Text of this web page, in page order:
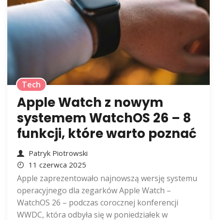
Tech
Apple Watch z nowym
systemem WatchOS 26 – 8
funkcji, które warto poznać
Patryk Piotrowski
11 czerwca 2025
Apple zaprezentowało najnowszą wersję systemu
operacyjnego dla zegarków Apple Watch –
WatchOS 26 – podczas corocznej konferencji
WWDC, która odbyła się w poniedziałek w